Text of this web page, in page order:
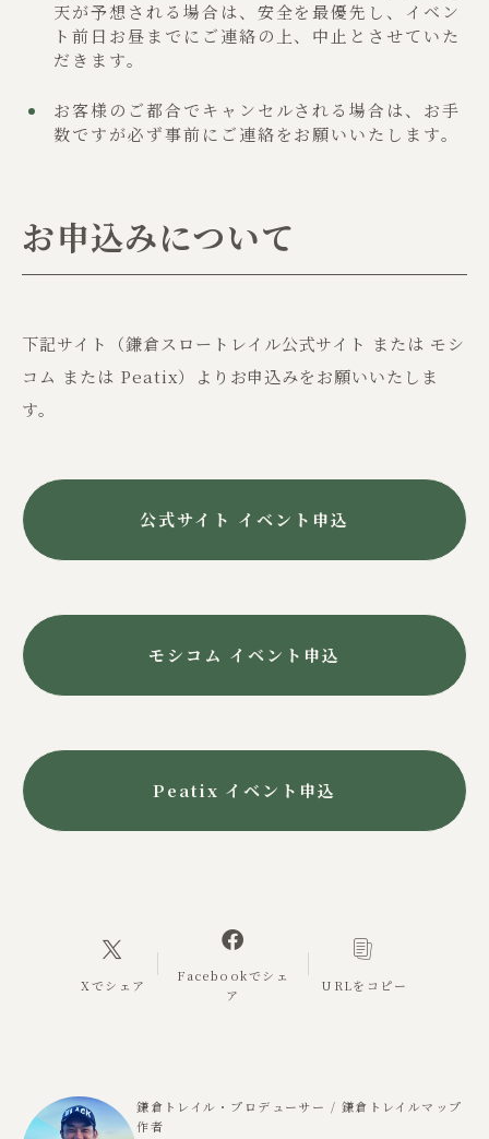
天が予想される場合は、安全を最優先し、イベン
ト前日お昼までにご連絡の上、中止とさせていた
だきます。
お客様のご都合でキャンセルされる場合は、お手
数ですが必ず事前にご連絡をお願いいたします。
お申込みについて
下記サイト（鎌倉スロートレイル公式サイト または モシ
コム または Peatix）よりお申込みをお願いいたしま
す。
公式サイト イベント申込
モシコム イベント申込
Peatix イベント申込
Xでシェア
Facebookでシェ
ア
URLをコピー
鎌倉トレイル・プロデューサー / 鎌倉トレイルマップ
作者